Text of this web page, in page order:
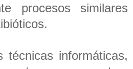
procesos similares
técnicas informáticas,